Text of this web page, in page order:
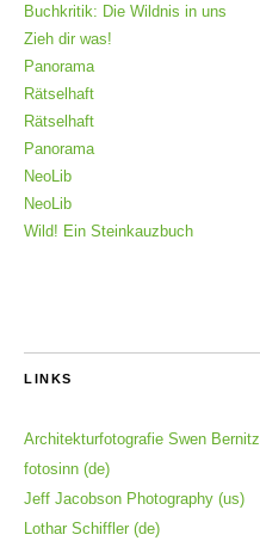
Buchkritik: Die Wildnis in uns
Zieh dir was!
Panorama
Rätselhaft
Rätselhaft
Panorama
NeoLib
NeoLib
Wild! Ein Steinkauzbuch
LINKS
Architekturfotografie Swen Bernitz
fotosinn (de)
Jeff Jacobson Photography (us)
Lothar Schiffler (de)